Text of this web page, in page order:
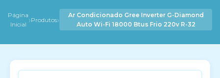
Página
Inicial ›Produtos›
Ar Condicionado Gree Inverter G-Diamond
Auto Wi-Fi 18000 Btus Frio 220v R-32